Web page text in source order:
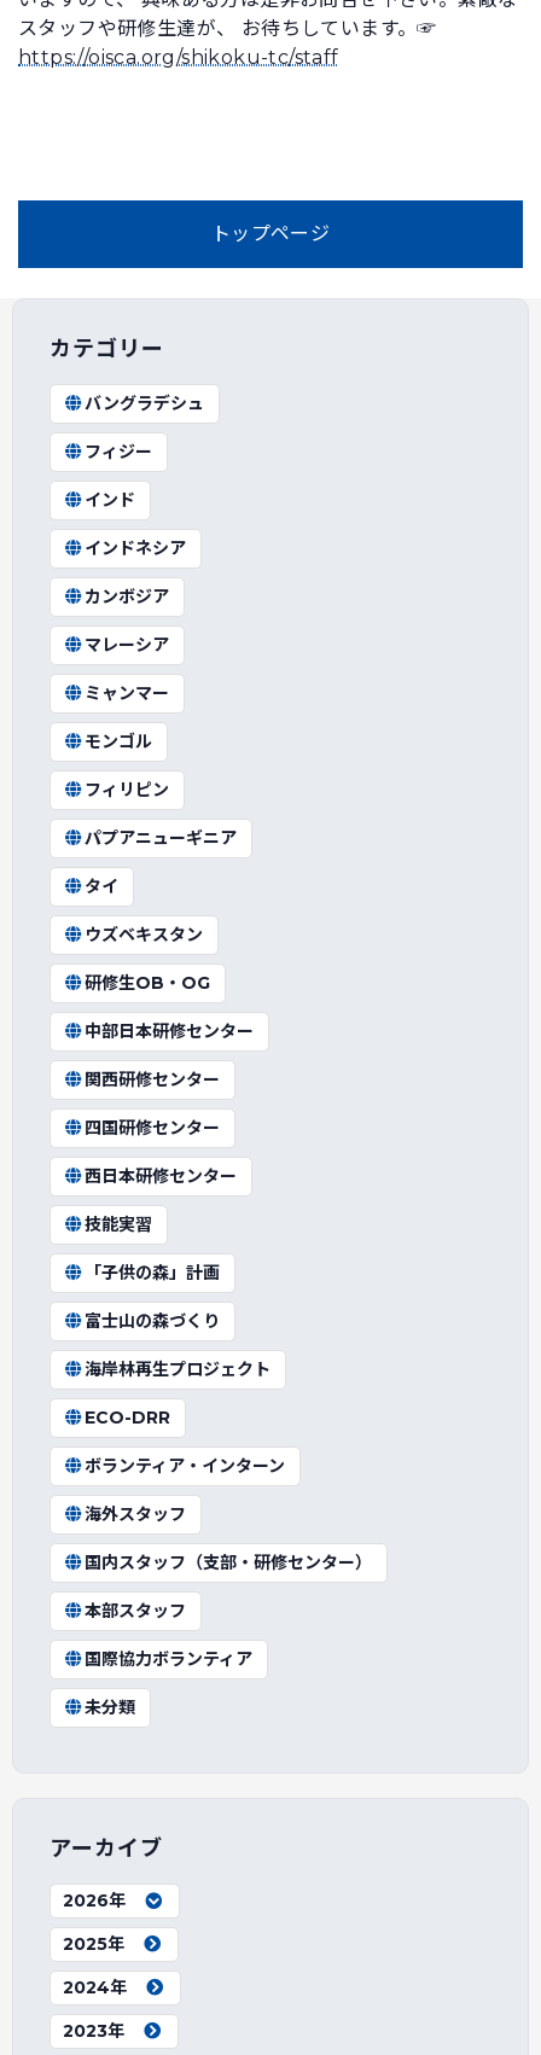
スタッフや研修生達が、 お待ちしています。☞
https://oisca.org/shikoku-tc/staff
トップページ
カテゴリー
バングラデシュ
フィジー
インド
インドネシア
カンボジア
マレーシア
ミャンマー
モンゴル
フィリピン
パプアニューギニア
タイ
ウズベキスタン
研修生OB・OG
中部日本研修センター
関西研修センター
四国研修センター
西日本研修センター
技能実習
「子供の森」計画
富士山の森づくり
海岸林再生プロジェクト
ECO-DRR
ボランティア・インターン
海外スタッフ
国内スタッフ（支部・研修センター）
本部スタッフ
国際協力ボランティア
未分類
アーカイブ
2026年
2025年
2024年
2023年